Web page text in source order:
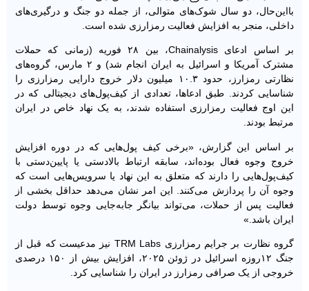
بااین‌حال، دو سال شوک‌های متوالی، از جمله دو جنگ و درگیری‌های
داخلی، منجر به افزایش فعالیت رمزارزی شده است.
بر اساس ادعای Chainalysis، بین ۲۸ فوریه (زمانی که حملات
مشترک آمریکا و اسرائیل به ایران انجام شد) و ۲ مارس، گروه‌های
نظارتی رمزارز، حدود ۱۰.۳ میلیون دلار خروج دارایی رمزارزی را
شناسایی کردند. طبق ادعاها، تعدادی از کیف‌پول‌های دیجیتالی که در
این اوج فعالیت رمزارزی استفاده شدند، به یک نهاد خاص در ایران
مرتبط بودند.
بر اساس این گزارش، «برخی کیف پول‌هایی که در دوره افزایش
خروج وجوه فعال بوده‌اند، سابقه ارتباط بالادستی یا پایین‌دستی با
کیف‌پول‌هایی را دارند که متعلق به این نهاد یا سرویس‌هایی است که
وجوه آن را پردازش می‌کنند. این امر نشان می‌دهد حداقل بخشی از
فعالیت پس از حملات، می‌تواند بیانگر جابه‌جایی وجوه توسط دولت
ایران باشد.»
گروه نظارت بر جرایم رمزارزی TRM Labs نیز مدعیست که قبل از
جنگ ۱۲روزه اسرائیل در ژوئن ۲۰۲۵، افزایش بیش از ۱۵۰ درصدی
خروجی از یک صرافی رمزارز در ایران را شناسایی کرد.